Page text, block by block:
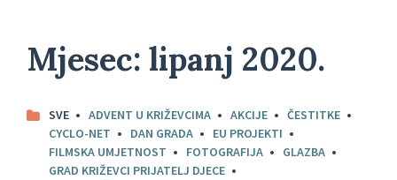
Mjesec: lipanj 2020.
SVE ADVENT U KRIŽEVCIMA AKCIJE
ČESTITKE
CYCLO-NET
DAN GRADA
EU PROJEKTI
FILMSKA UMJETNOST
FOTOGRAFIJA
GLAZBA
GRAD KRIŽEVCI PRIJATELJ DJECE